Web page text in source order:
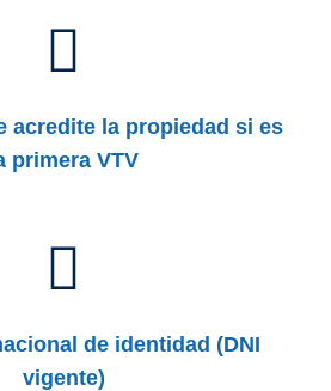
acredite la propiedad si es
primera VTV
de identidad (DNI
vigente)